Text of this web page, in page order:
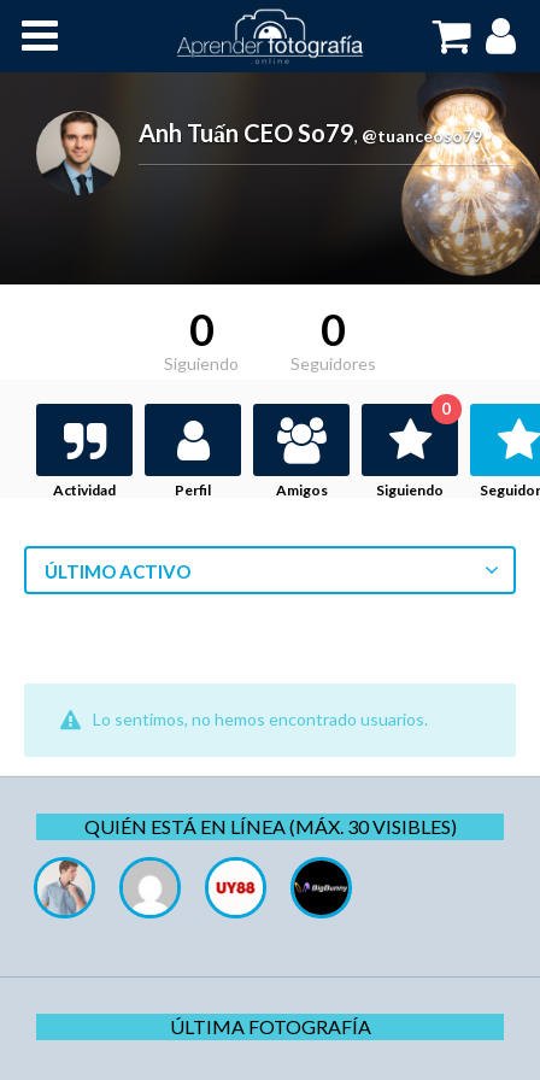
Cursos OnLine
Anh Tuấn CEO So79, @tuanceoso79
0
Siguiendo
0
Seguidores
Actividad Perfil Amigos Siguiendo
0
ÚLTIMO ACTIVO
Lo sentimos, no hemos encontrado usuarios.
QUIÉN ESTÁ EN LÍNEA (MÁX. 30 VISIBLES)
ÚLTIMA FOTOGRAFÍA